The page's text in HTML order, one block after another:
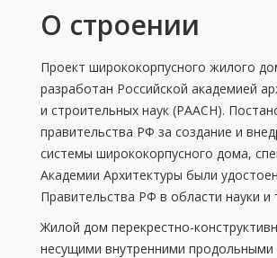
О строении
Проект ширококорпусного жилого
разработан Российской академией
и строительных наук (РААСН).
правительства РФ за создание и
системы ширококорпусного дома,
Академии Архитектуры были
Правительства РФ в области науки и
Жилой дом перекрестно-
несущими внутренними продольными